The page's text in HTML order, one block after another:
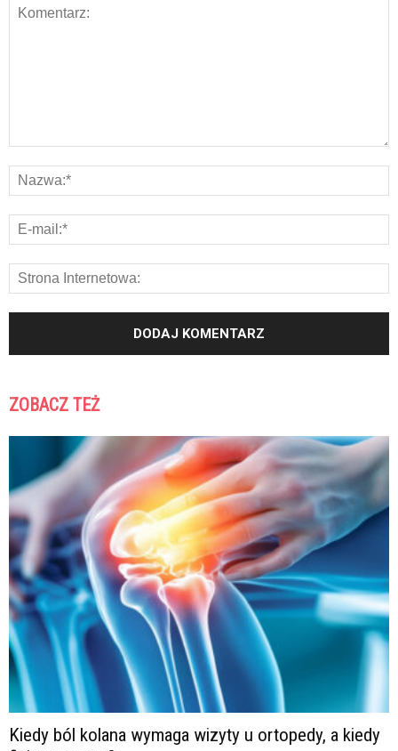
ZOBACZ TEŻ
Kiedy ból kolana wymaga wizyty u ortopedy, a kiedy